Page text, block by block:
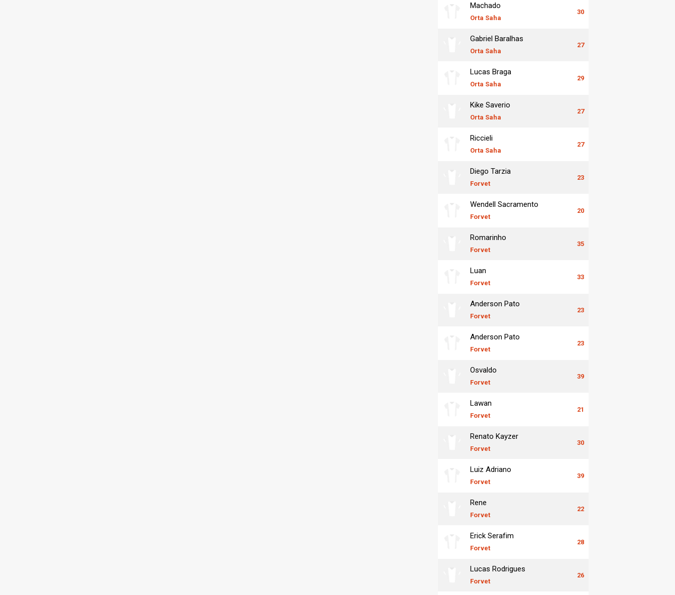
Machado
Orta Saha
30
Gabriel Baralhas
Orta Saha
27
Lucas Braga
Orta Saha
29
Kike Saverio
Orta Saha
27
Riccieli
Orta Saha
27
Diego Tarzia
Forvet
23
Wendell Sacramento
Forvet
20
Romarinho
Forvet
35
Luan
Forvet
33
Anderson Pato
Forvet
23
Anderson Pato
Forvet
23
Osvaldo
Forvet
39
Lawan
Forvet
21
Renato Kayzer
Forvet
30
Luiz Adriano
Forvet
39
Rene
Forvet
22
Erick Serafim
Forvet
28
Lucas Rodrigues
Forvet
26